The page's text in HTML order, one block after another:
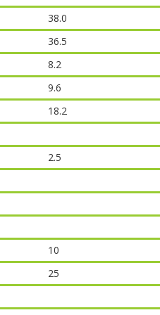
38.0
36.5
8.2
9.6
18.2
2.5
10
25